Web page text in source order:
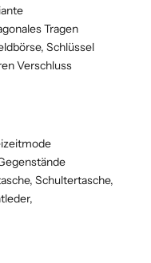
Tragen
Schlüssel
Verschluss
Schultertasche,